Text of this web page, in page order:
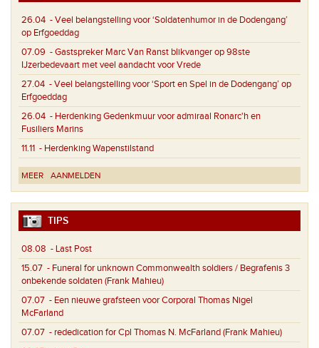
26.04 - Veel belangstelling voor ‘Soldatenhumor in de Dodengang’
op Erfgoeddag
07.09 - Gastspreker Marc Van Ranst blikvanger op 98ste
IJzerbedevaart met veel aandacht voor Vrede
27.04 - Veel belangstelling voor ‘Sport en Spel in de Dodengang’ op
Erfgoeddag
26.04 - Herdenking Gedenkmuur voor admiraal Ronarc'h en
Fusiliers Marins
11.11 - Herdenking Wapenstilstand
MEER AANMELDEN
TIPS
08.08 - Last Post
15.07 - Funeral for unknown Commonwealth soldiers / Begrafenis 3
onbekende soldaten (Frank Mahieu)
07.07 - Een nieuwe grafsteen voor Corporal Thomas Nigel
McFarland
07.07 - rededication for Cpl Thomas N. McFarland (Frank Mahieu)